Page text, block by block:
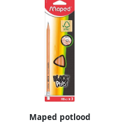
Maped potlood